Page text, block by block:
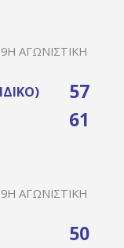
ΑΓΩΝΙΣΤΙΚΉ
57
61
ΑΓΩΝΙΣΤΙΚΉ
50